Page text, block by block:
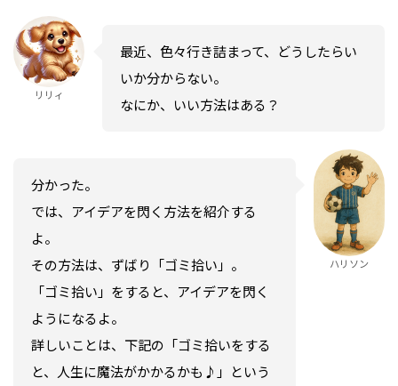
リリィ
最近、色々行き詰まって、どうしたらい
いか分からない。
なにか、いい方法はある？
分かった。
では、アイデアを閃く方法を紹介する
よ。
その方法は、ずばり「ゴミ拾い」。
「ゴミ拾い」をすると、アイデアを閃く
ようになるよ。
詳しいことは、下記の「ゴミ拾いをする
と、人生に魔法がかかるかも♪」という
ハリソン